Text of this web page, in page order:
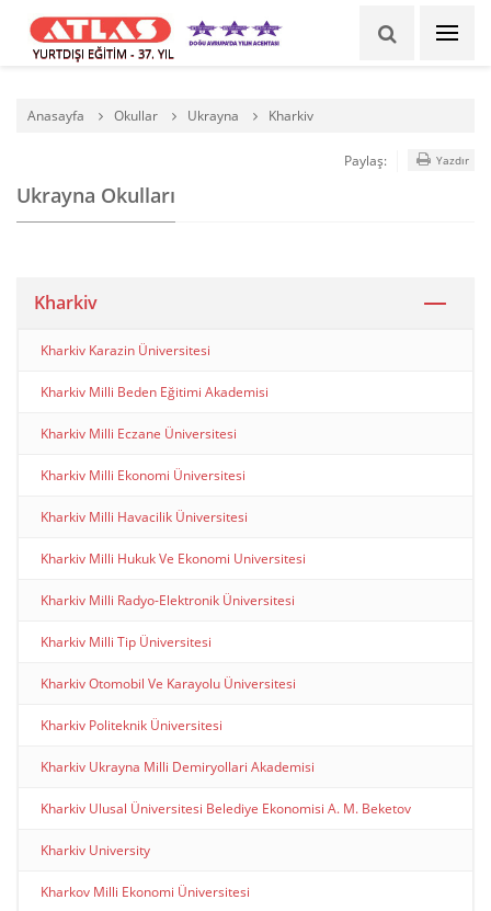
YURTDIŞI EĞİTİM - 37. YIL
Anasayfa Okullar Ukrayna Kharkiv
Ukrayna Okulları
Paylaş: Yazdır
Kharkiv
Kharkiv Karazin Üniversitesi
Kharkiv Milli Beden Eğitimi Akademisi
Kharkiv Milli Eczane Üniversitesi
Kharkiv Milli Ekonomi Üniversitesi
Kharkiv Milli Havacilik Üniversitesi
Kharkiv Milli Hukuk Ve Ekonomi Universitesi
Kharkiv Milli Radyo-Elektronik Üniversitesi
Kharkiv Milli Tip Üniversitesi
Kharkiv Otomobil Ve Karayolu Üniversitesi
Kharkiv Politeknik Üniversitesi
Kharkiv Ukrayna Milli Demiryollari Akademisi
Kharkiv Ulusal Üniversitesi Belediye Ekonomisi A. M. Beketov
Kharkiv University
Kharkov Milli Ekonomi Üniversitesi